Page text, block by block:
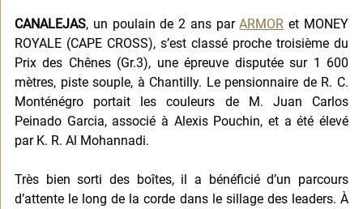
CANALEJAS, un poulain de 2 ans par ARMOR et MONEY
ROYALE (CAPE CROSS), s’est classé proche troisième du
Prix des Chênes (Gr.3), une épreuve disputée sur 1 600
mètres, piste souple, à Chantilly. Le pensionnaire de R. C.
Monténégro portait les couleurs de M. Juan Carlos
Peinado Garcia, associé à Alexis Pouchin, et a été élevé
par K. R. Al Mohannadi.
Très bien sorti des boîtes, il a bénéficié d’un parcours
d’attente le long de la corde dans le sillage des leaders. À